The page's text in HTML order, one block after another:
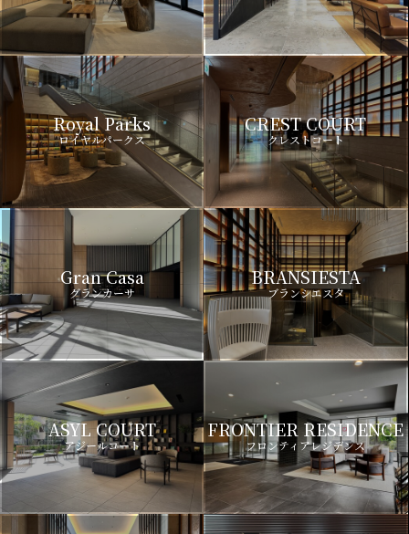
Royal Parks
ロイヤルパークス
CREST COURT
クレストコート
Gran Casa
グランカーサ
BRANSIESTA
ブランシエスタ
ASYL COURT
アジールコート
FRONTIER RESIDENCE
フロンティアレジデンス